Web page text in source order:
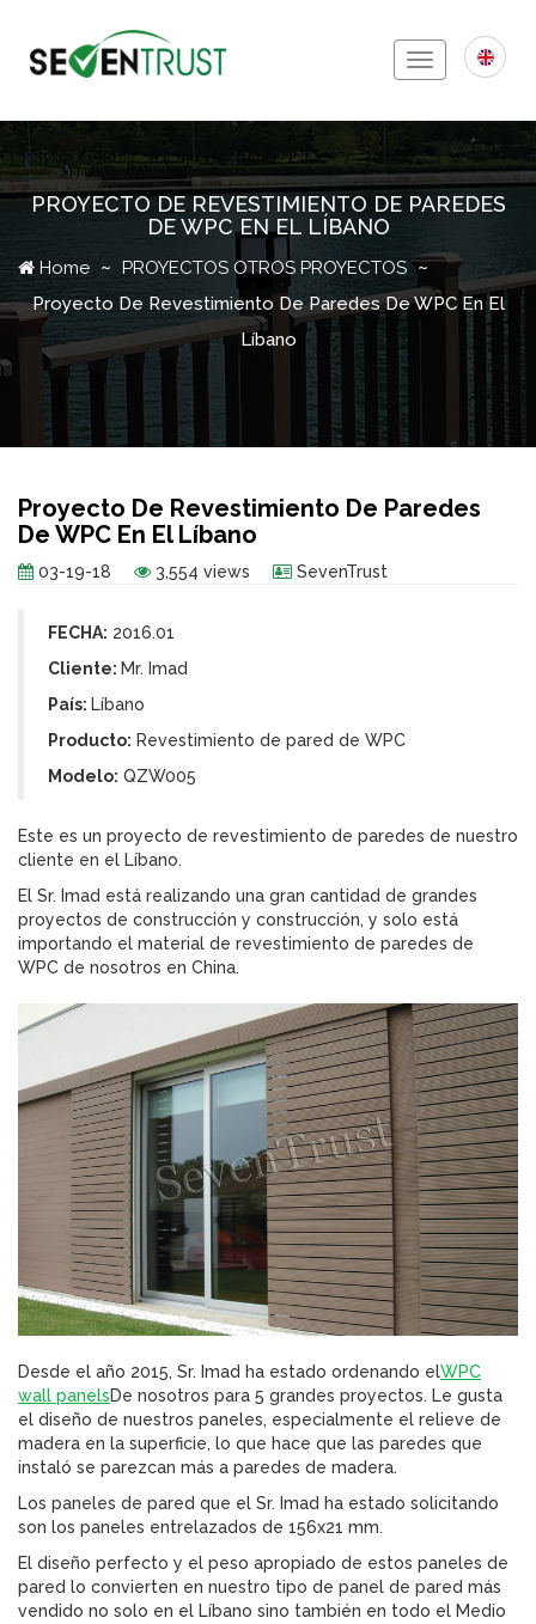
Toggle
navigation
PROYECTO DE REVESTIMIENTO DE PAREDES
DE WPC EN EL LÍBANO
Icon
Home PROYECTOS OTROS PROYECTOS
Proyecto De Revestimiento De Paredes De WPC En El
Líbano
Proyecto De Revestimiento De Paredes
De WPC En El Líbano
03-19-18 3,554 views SevenTrust
FECHA: 2016.01
Cliente: Mr. Imad
País: Líbano
Producto: Revestimiento de pared de WPC
Modelo: QZW005
Este es un proyecto de revestimiento de paredes de nuestro
cliente en el Líbano.
El Sr. Imad está realizando una gran cantidad de grandes
proyectos de construcción y construcción, y solo está
importando el material de revestimiento de paredes de
WPC de nosotros en China.
Desde el año 2015, Sr. Imad ha estado ordenando elWPC
wall panelsDe nosotros para 5 grandes proyectos. Le gusta
el diseño de nuestros paneles, especialmente el relieve de
madera en la superficie, lo que hace que las paredes que
instaló se parezcan más a paredes de madera.
Los paneles de pared que el Sr. Imad ha estado solicitando
son los paneles entrelazados de 156x21 mm.
El diseño perfecto y el peso apropiado de estos paneles de
pared lo convierten en nuestro tipo de panel de pared más
vendido no solo en el Líbano sino también en todo el Medio